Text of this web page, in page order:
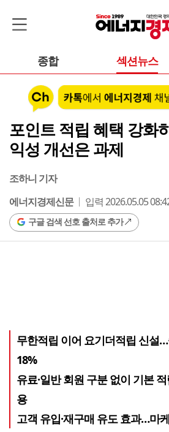
종합 섹션뉴스
포인트 적립 혜택 강화
익성 개선은 과제
조하니 기자
에너지경제신문
입력 2026.05.05
구글 검색 선호 출처로 추가
무한적립 이어 요기더적립 신설
18%
유료·일반 회원 구분 없이 기본
용
고객 유입·재구매 유도 효과…마